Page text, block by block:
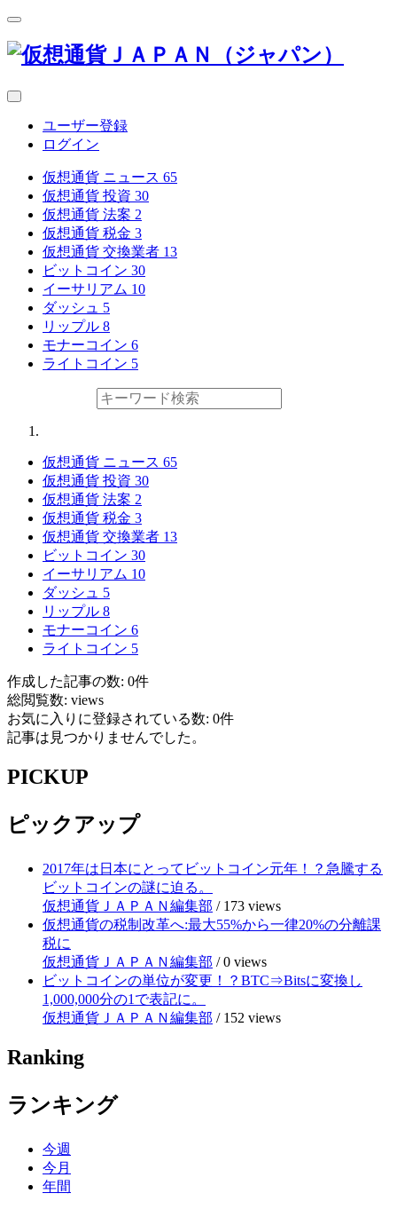
ユーザー登録
ログイン
仮想通貨 ニュース 65
仮想通貨 投資 30
仮想通貨 法案 2
仮想通貨 税金 3
仮想通貨 交換業者 13
ビットコイン 30
イーサリアム 10
ダッシュ 5
リップル 8
モナーコイン 6
ライトコイン 5
仮想通貨 ニュース 65
仮想通貨 投資 30
仮想通貨 法案 2
仮想通貨 税金 3
仮想通貨 交換業者 13
ビットコイン 30
イーサリアム 10
ダッシュ 5
リップル 8
モナーコイン 6
ライトコイン 5
作成した記事の数: 0件
総閲覧数: views
お気に入りに登録されている数: 0件
記事は見つかりませんでした。
PICKUP
ピックアップ
2017年は日本にとってビットコイン元年！？急騰する
ビットコインの謎に迫る。
仮想通貨ＪＡＰＡＮ編集部 / 173 views
仮想通貨の税制改革へ:最大55%から一律20%の分離課
税に
仮想通貨ＪＡＰＡＮ編集部 /0 views
ビットコインの単位が変更！？BTC⇒Bitsに変換し
1,000,000分の1で表記に。
仮想通貨ＪＡＰＡＮ編集部 / 152 views
Ranking
ランキング
今週
今月
年間